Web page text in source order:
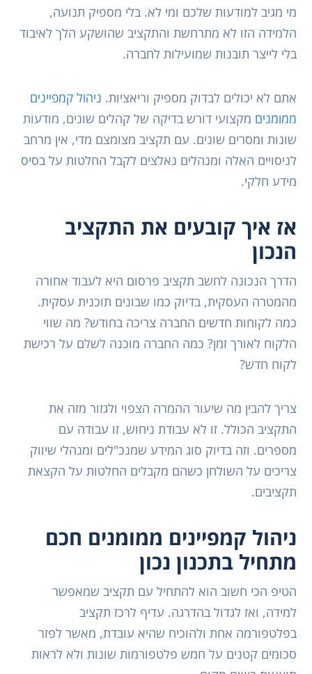
מי מגיב למודעות שלכם ומי לא. בלי מספיק תנועה,
הלמידה הזו לא מתרחשת והתקציב שהושקע הלך לאיבוד
בלי לייצר תובנות שמועילות לחברה.
אתם לא יכולים לבדוק מספיק וריאציות. ניהול קמפיינים
ממומנים מקצועי דורש בדיקה של קהלים שונים, מודעות
שונות ומסרים שונים. עם תקציב מצומצם מדי, אין מרחב
לניסויים האלה ומנהלים נאלצים לקבל החלטות על בסיס
מידע חלקי.
אז איך קובעים את התקציב
הנכון
הדרך הנכונה לחשב תקציב פרסום היא לעבוד אחורה
מהמטרה העסקית, בדיוק כמו שבונים תוכנית עסקית.
כמה לקוחות חדשים החברה צריכה בחודש? מה שווי
הלקוח לאורך זמן? כמה החברה מוכנה לשלם על רכישת
לקוח חדש?
צריך להבין מה שיעור ההמרה הצפוי ולגזור מזה את
התקציב הכולל. זו לא עבודת ניחוש, זו עבודה עם
מספרים. וזה בדיוק סוג המידע שמנכ"לים ומנהלי שיווק
צריכים על השולחן כשהם מקבלים החלטות על הקצאת
תקציבים.
ניהול קמפיינים ממומנים חכם
מתחיל בתכנון נכון
הטיפ הכי חשוב הוא להתחיל עם תקציב שמאפשר
למידה, ואז לגדול בהדרגה. עדיף לרכז תקציב
בפלטפורמה אחת ולהוכיח שהיא עובדת, מאשר לפזר
סכומים קטנים על חמש פלטפורמות שונות ולא לראות